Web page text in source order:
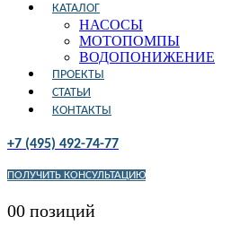
КАТАЛОГ
НАСОСЫ
МОТОПОМПЫ
ВОДОПОНИЖЕНИЕ
ПРОЕКТЫ
СТАТЬИ
КОНТАКТЫ
+7 (495) 492-74-77
ПОЛУЧИТЬ КОНСУЛЬТАЦИЮ
00 позиций